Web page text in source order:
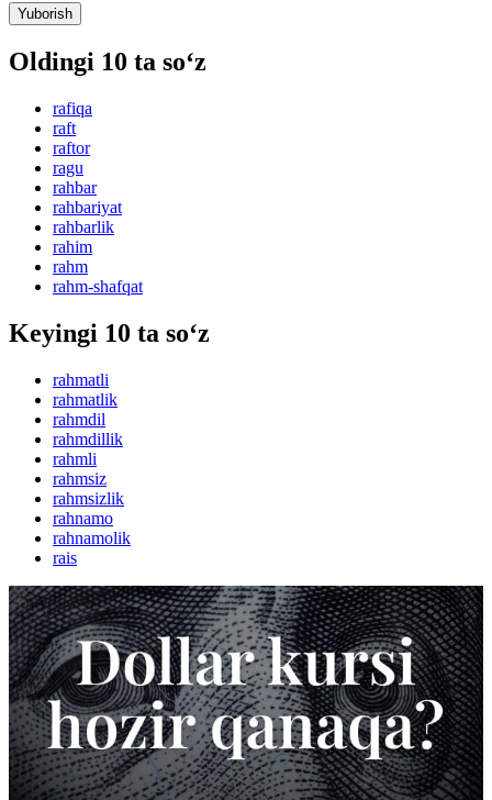
Yuborish
Oldingi 10 ta so‘z
rafiqa
raft
raftor
ragu
rahbar
rahbariyat
rahbarlik
rahim
rahm
rahm-shafqat
Keyingi 10 ta so‘z
rahmatli
rahmatlik
rahmdil
rahmdillik
rahmli
rahmsiz
rahmsizlik
rahnamo
rahnamolik
rais